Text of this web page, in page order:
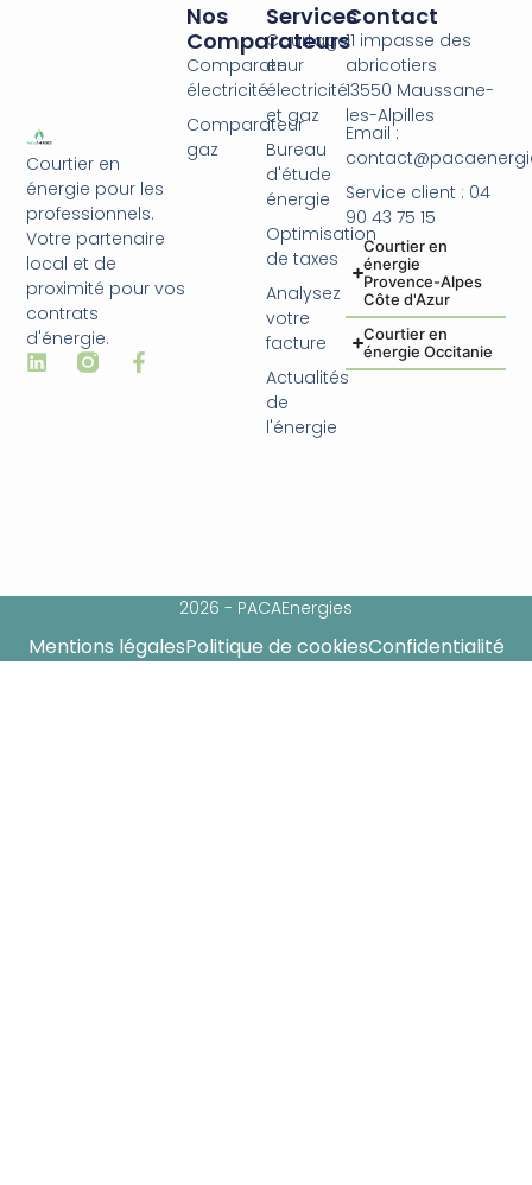
Courtier en
énergie pour les
professionnels.
Votre partenaire
local et de
proximité pour vos
contrats
d'énergie.
Services
Courtage
en
électricité
et gaz
Bureau
d'étude
énergie
Optimisation
de taxes
Analysez
votre
facture
Actualités
de
l'énergie
Nos
Comparateurs
Comparateur
électricité
Comparateur
gaz
Contact
11 impasse des
abricotiers
13550 Maussane-
les-Alpilles
Email :
Service client : 04
90 43 75 15
Courtier en
énergie
Provence-Alpes
Côte d'Azur
Courtier en
énergie Occitanie
2026 - PACAEnergies
Mentions légalesPolitique de cookiesConfidentialité